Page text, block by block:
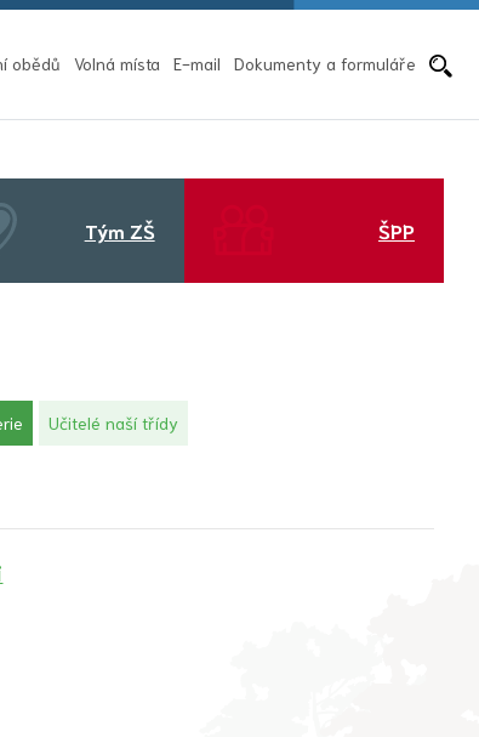
obědů Volná místa E-mail Dokumenty a formuláře
Tým ZŠ ŠPP
(aktuální)
Učitelé naší třídy